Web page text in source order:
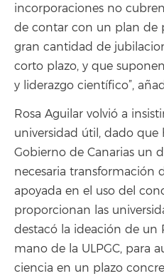
incorporaciones no
de contar con un plan de
gran cantidad de
corto plazo, y que
y liderazgo científico”,
Rosa Aguilar volvió a
universidad útil, dado que
Gobierno de Canarias un
necesaria transformación
apoyada en el uso del
proporcionan las
destacó la ideación de un
mano de la ULPGC, para
ciencia en un plazo